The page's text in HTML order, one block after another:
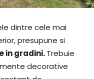
dintre cele mai
presupune si
in gradini.Trebuie
decorative